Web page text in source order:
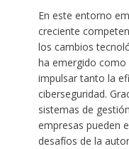
En este entorno
creciente
los cambios
ha emergido como
impulsar tanto la
ciberseguridad.
sistemas de
empresas pueden
desafíos de la